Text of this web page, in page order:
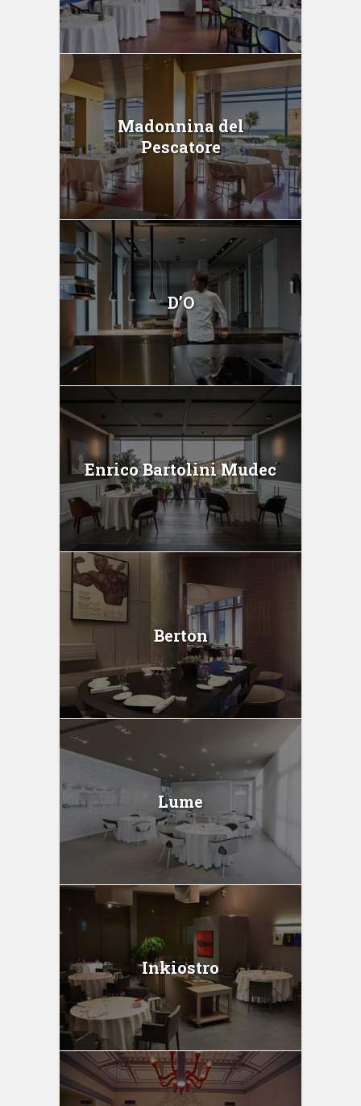
Madonnina del
Pescatore
D’O
Enrico Bartolini Mudec
Berton
Lume
Inkiostro